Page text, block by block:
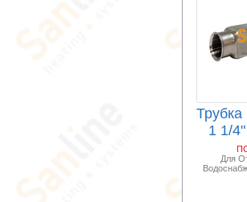
Трубка
1 1/
Для